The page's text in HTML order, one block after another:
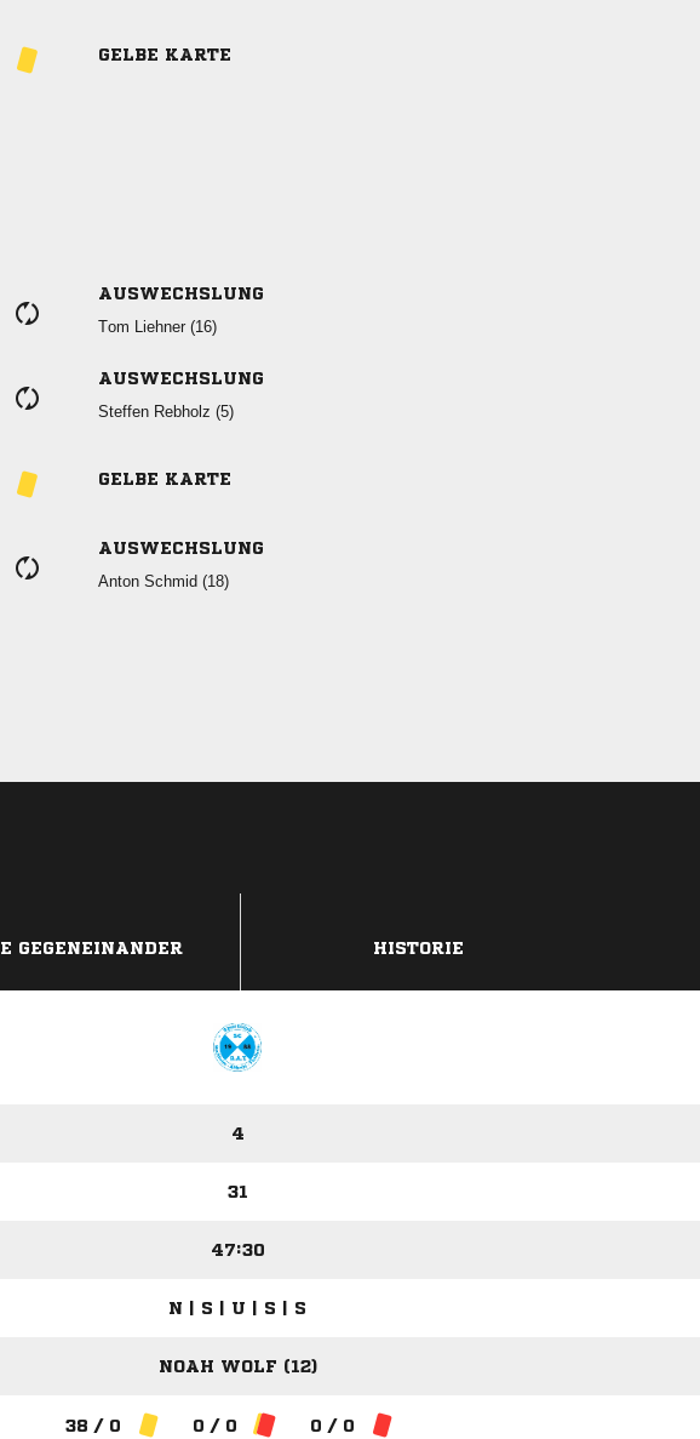
GELBE KARTE
AUSWECHSLUNG
  
AUSWECHSLUNG
  
GELBE KARTE
AUSWECHSLUNG
  
GEGENEINANDER HISTORIE
4
31
47:30
N | S | U | S | S
NOAH WOLF (12)
38 / 0 0 / 0 0 / 0